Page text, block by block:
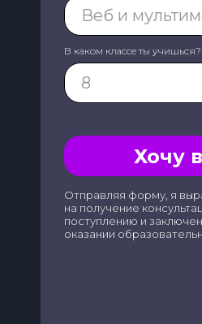
В каком классе ты учишься?
Хочу
Отправляя форму, я
на получение
поступлению и
оказании